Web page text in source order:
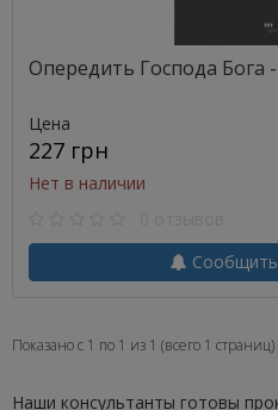
Опередить Господа Бога
Цена
227 грн
Нет в наличии
Показано с 1 по 1 из 1 (всего 1 страниц)
Наши консультанты готовы